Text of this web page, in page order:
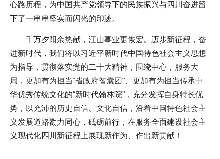
心路历程，为中国共产党领导下的民族振兴与四川奋进留
下了一串串坚实而闪光的印迹。
千万夕阳余热献，江山事业更恢宏。迈步新征程，奋
进新时代，我们将以习近平新时代中国特色社会主义思想
为指导，贯彻落实党的二十大精神，围绕中心，服务大
局，更加有为担当“省政府智囊团”、更加有为担当传承中
华优秀传统文化的“新时代翰林院”，充分发挥自身特长优
势，以充沛的历史自信、文化自信，沿着中国特色社会主
义发展道路勠力同心，砥砺前行，在服务全面建设社会主
义现代化四川新征程上展现新作为、作出新贡献！